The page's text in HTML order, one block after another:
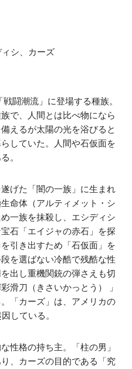
闘潮流」に登場する種族。
で、人間とは比べ物になら
えるが太陽の光を浴びると
していた。人間や石仮面を
。
げた「闇の一族」に生まれ
命体（アルティメット・シ
一族を抹殺し、エシディシ
石「エイジャの赤石」を探
引き出すため「石仮面」を
を選ばない冷酷で残酷な性
出し重機関銃の弾さえも切
滑刀（きさいかっとう） 」
「カーズ」は、アメリカの
している。
性格の持ち主。「柱の男」
、カーズの目的である「究